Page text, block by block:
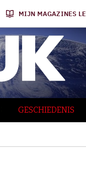
MIJN MAGAZINES
GESCHIEDENIS